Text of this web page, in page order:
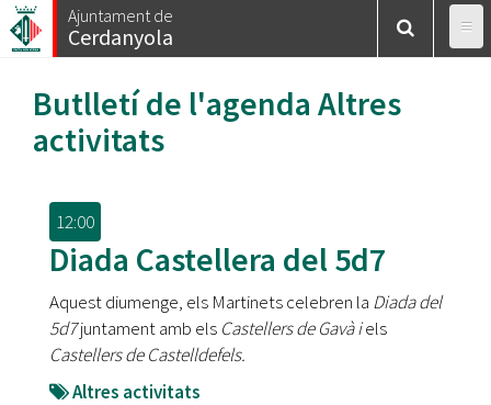
Vés
al
Ajuntament de
Cerdanyola
Butlletí de l'agenda Altres
activitats
12:00
Diada Castellera del 5d7
Aquest diumenge, els Martinets celebren la Diada del
5d7juntament amb els Castellers de Gavà iels
Castellers de Castelldefels.
Altres activitats